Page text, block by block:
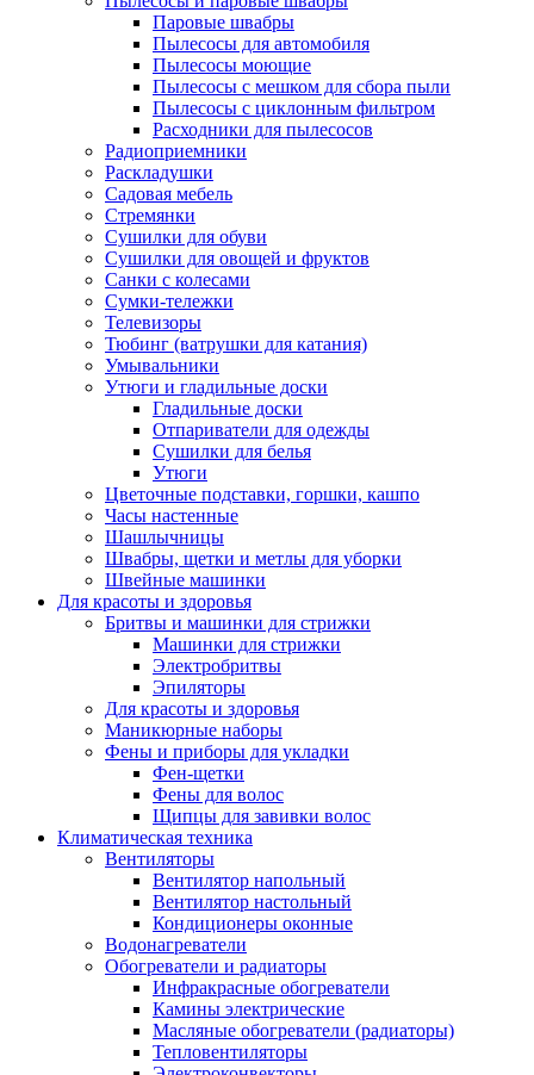
Паровые швабры
Пылесосы для автомобиля
Пылесосы моющие
Пылесосы с мешком для сбора пыли
Пылесосы с циклонным фильтром
Расходники для пылесосов
Радиоприемники
Раскладушки
Садовая мебель
Стремянки
Сушилки для обуви
Сушилки для овощей и фруктов
Санки с колесами
Сумки-тележки
Телевизоры
Тюбинг (ватрушки для катания)
Умывальники
Утюги и гладильные доски
Гладильные доски
Отпариватели для одежды
Сушилки для белья
Утюги
Цветочные подставки, горшки, кашпо
Часы настенные
Шашлычницы
Швабры, щетки и метлы для уборки
Швейные машинки
Для красоты и здоровья
Бритвы и машинки для стрижки
Машинки для стрижки
Электробритвы
Эпиляторы
Для красоты и здоровья
Маникюрные наборы
Фены и приборы для укладки
Фен-щетки
Фены для волос
Щипцы для завивки волос
Климатическая техника
Вентиляторы
Вентилятор напольный
Вентилятор настольный
Кондиционеры оконные
Водонагреватели
Обогреватели и радиаторы
Инфракрасные обогреватели
Камины электрические
Масляные обогреватели (радиаторы)
Тепловентиляторы